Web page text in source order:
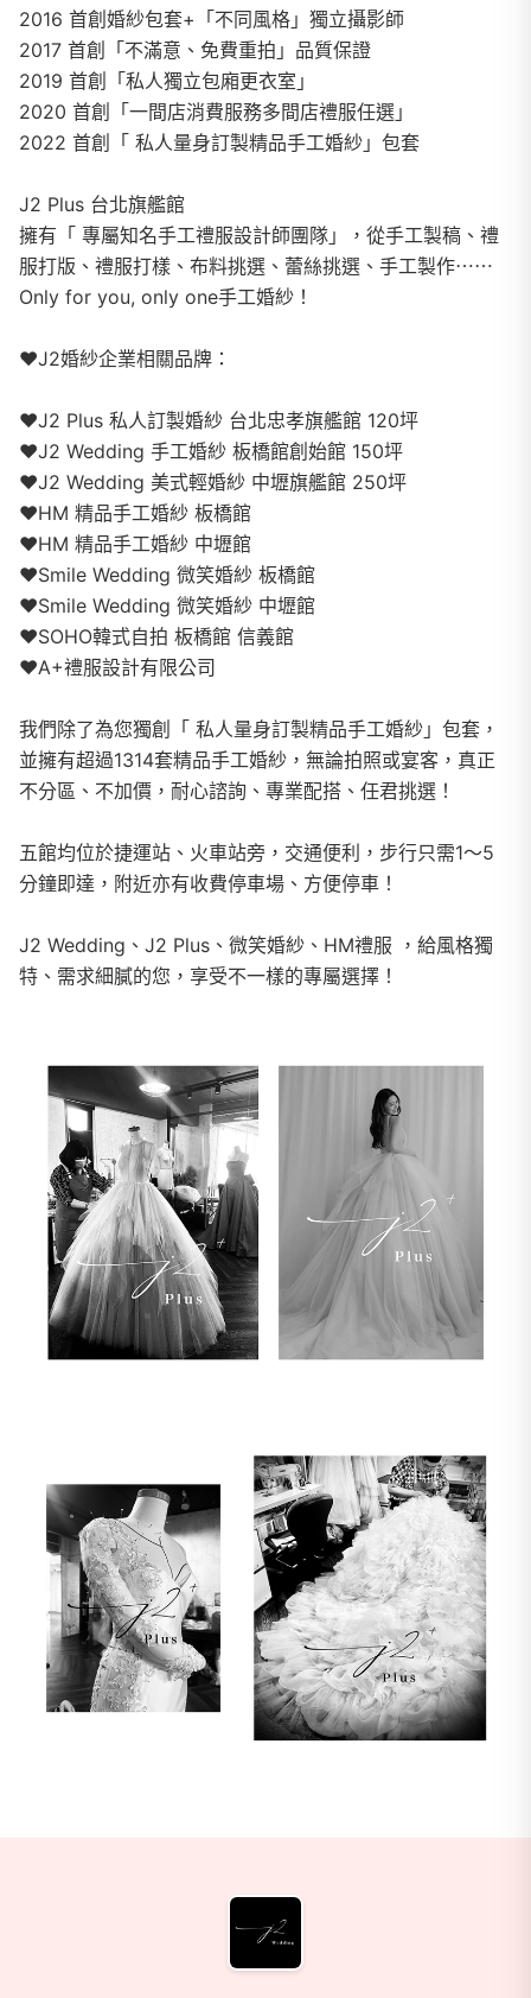
2016 首創婚紗包套+「不同風格」獨立攝影師
2017 首創「不滿意、免費重拍」品質保證
2019 首創「私人獨立包廂更衣室」
2020 首創「一間店消費服務多間店禮服任選」
2022 首創「 私人量身訂製精品手工婚紗」包套
J2 Plus 台北旗艦館
擁有「 專屬知名手工禮服設計師團隊」，從手工製稿、禮
服打版、禮服打樣、布料挑選、蕾絲挑選、手工製作⋯⋯
Only for you, only one手工婚紗！
❤️J2婚紗企業相關品牌：
❤️J2 Plus 私人訂製婚紗 台北忠孝旗艦館 120坪
❤️J2 Wedding 手工婚紗 板橋館創始館 150坪
❤️J2 Wedding 美式輕婚紗 中壢旗艦館 250坪
❤️HM 精品手工婚紗 板橋館
❤️HM 精品手工婚紗 中壢館
❤️Smile Wedding 微笑婚紗 板橋館
❤️Smile Wedding 微笑婚紗 中壢館
❤️SOHO韓式自拍 板橋館 信義館
❤️A+禮服設計有限公司
我們除了為您獨創「 私人量身訂製精品手工婚紗」包套，
並擁有超過1314套精品手工婚紗，無論拍照或宴客，真正
不分區、不加價，耐心諮詢、專業配搭、任君挑選！
五館均位於捷運站、火車站旁，交通便利，步行只需1～5
分鐘即達，附近亦有收費停車場、方便停車！
J2 Wedding、J2 Plus、微笑婚紗、HM禮服 ，給風格獨
特、需求細膩的您，享受不一樣的專屬選擇！